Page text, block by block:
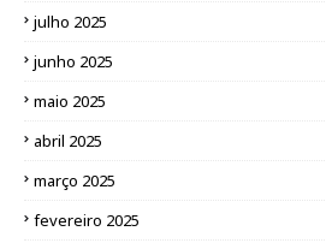
julho 2025
junho 2025
maio 2025
abril 2025
março 2025
fevereiro 2025